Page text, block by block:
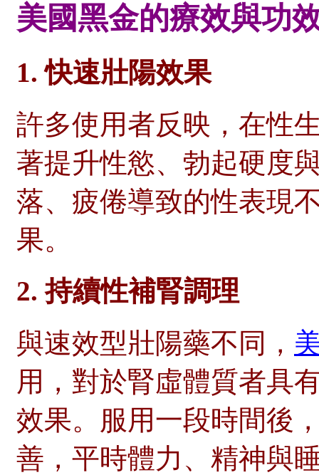
美國黑金的療效與功
1.快速壯陽效果
許多使用者反映，在性
著提升性慾、勃起硬度
落、疲倦導致的性表現
果。
2.持續性補腎調理
與速效型壯陽藥不同，
用，對於腎虛體質者具
效果。服用一段時間後
善，平時體力、精神與